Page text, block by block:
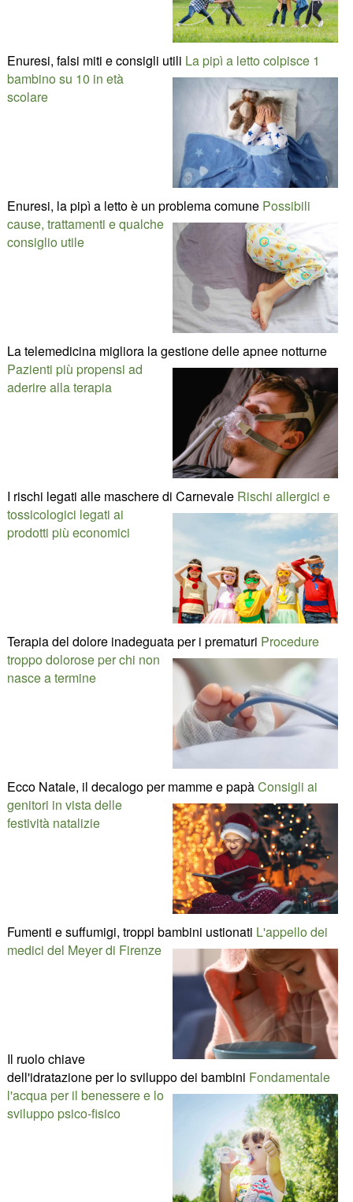
Enuresi, falsi miti e consigli utili La pipì a letto colpisce 1
bambino su 10 in età
scolare
Enuresi, la pipì a letto è un problema comune Possibili
cause, trattamenti e qualche
consiglio utile
La telemedicina migliora la gestione delle apnee notturne
Pazienti più propensi ad
aderire alla terapia
I rischi legati alle maschere di Carnevale Rischi allergici e
tossicologici legati ai
prodotti più economici
Terapia del dolore inadeguata per i prematuri Procedure
troppo dolorose per chi non
nasce a termine
Ecco Natale, il decalogo per mamme e papàConsigli ai
genitori in vista delle
festività natalizie
Fumenti e suffumigi, troppi bambini ustionati L'appello dei
medici del Meyer di Firenze
Il ruolo chiave
dell'idratazione per lo sviluppo dei bambini Fondamentale
l'acqua per il benessere e lo
sviluppo psico-fisico